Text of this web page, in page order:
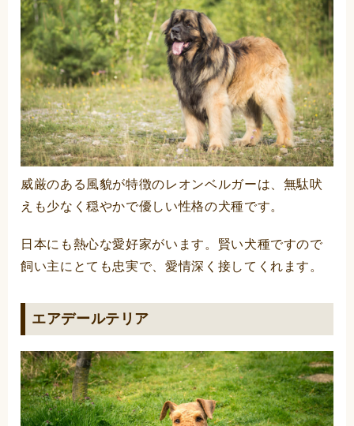
威厳のある風貌が特徴のレオンベルガーは、無駄吠
えも少なく穏やかで優しい性格の犬種です。
日本にも熱心な愛好家がいます。賢い犬種ですので
飼い主にとても忠実で、愛情深く接してくれます。
エアデールテリア